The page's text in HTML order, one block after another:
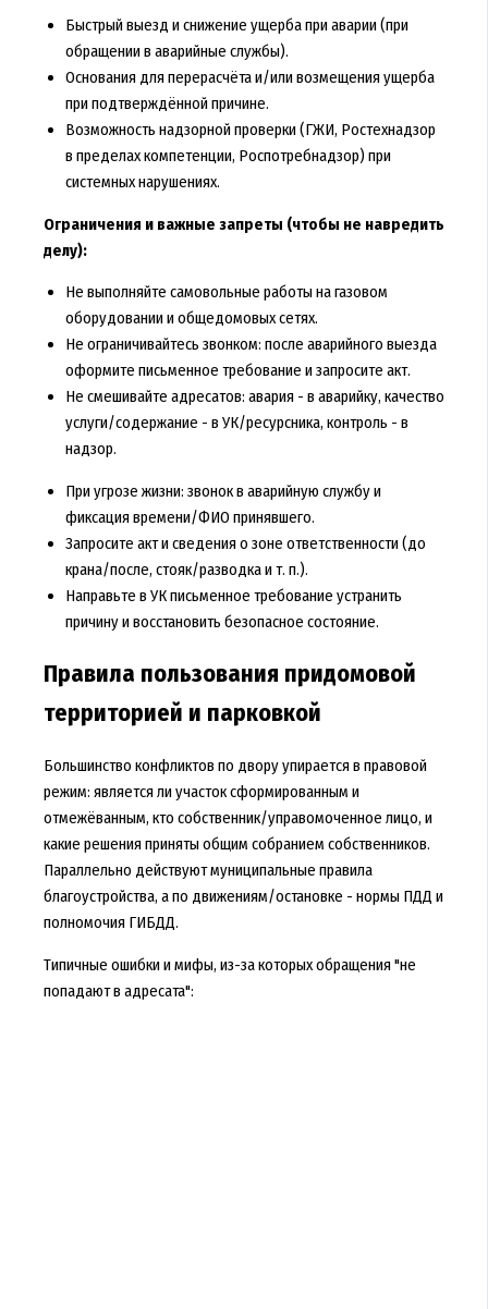
Быстрый выезд и снижение ущерба при аварии (при
обращении в аварийные службы).
Основания для перерасчёта и/или возмещения ущерба
при подтверждённой причине.
Возможность надзорной проверки (ГЖИ, Ростехнадзор
в пределах компетенции, Роспотребнадзор) при
системных нарушениях.
Ограничения и важные запреты (чтобы не навредить
делу):
Не выполняйте самовольные работы на газовом
оборудовании и общедомовых сетях.
Не ограничивайтесь звонком: после аварийного выезда
оформите письменное требование и запросите акт.
Не смешивайте адресатов: авария - в аварийку, качество
услуги/содержание - в УК/ресурсника, контроль - в
надзор.
При угрозе жизни: звонок в аварийную службу и
фиксация времени/ФИО принявшего.
Запросите акт и сведения о зоне ответственности (до
крана/после, стояк/разводка и т. п.).
Направьте в УК письменное требование устранить
причину и восстановить безопасное состояние.
Правила пользования придомовой
территорией и парковкой
Большинство конфликтов по двору упирается в правовой
режим: является ли участок сформированным и
отмежёванным, кто собственник/управомоченное лицо, и
какие решения приняты общим собранием собственников.
Параллельно действуют муниципальные правила
благоустройства, а по движениям/остановке - нормы ПДД и
полномочия ГИБДД.
Типичные ошибки и мифы, из-за которых обращения "не
попадают в адресата":